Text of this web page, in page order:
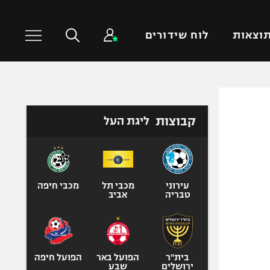
תוצאות לוח שידורים
טניס
כדורעף
ספורט אולימפי
קבוצות ליגת העל
עירוני
טבריה
מכבי תל
אביב
מכבי חיפה
בית"ר
ירושלים
הפועל באר
שבע
הפועל חיפה